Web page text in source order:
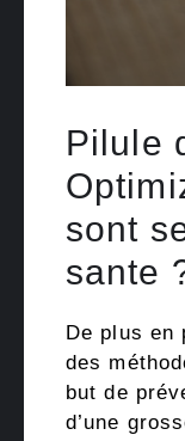
Pilule
sont
sante
De plus en
des
but de
d’une